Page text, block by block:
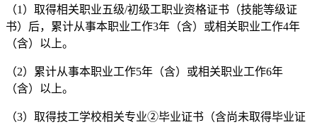
（1）取得相关职业五级/初级工职业资格证书（技能等级证
书）后，累计从事本职业工作3年（含）或相关职业工作4年
（含）以上。
（2）累计从事本职业工作5年（含）或相关职业工作6年
（含）以上。
（3）取得技工学校相关专业②毕业证书（含尚未取得毕业证